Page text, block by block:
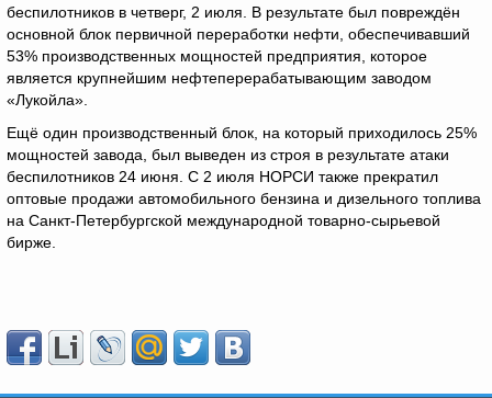
беспилотников в четверг, 2 июля. В результате был повреждён
основной блок первичной переработки нефти, обеспечивавший
53% производственных мощностей предприятия, которое
является крупнейшим нефтеперерабатывающим заводом
«Лукойла».
Ещё один производственный блок, на который приходилось 25%
мощностей завода, был выведен из строя в результате атаки
беспилотников 24 июня. С 2 июля НОРСИ также прекратил
оптовые продажи автомобильного бензина и дизельного топлива
на Санкт-Петербургской международной товарно-сырьевой
бирже.